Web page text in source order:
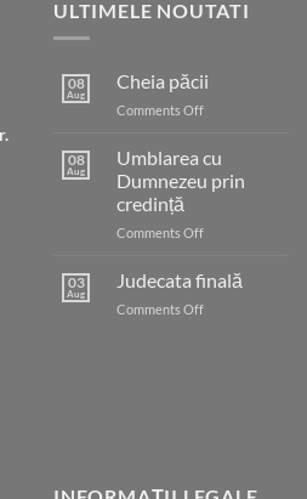
ULTIMELE NOUTATI
08
Aug
Cheia păcii
Comments Offon
08
Aug
Umblarea cu
Dumnezeu prin
credință
Comments Offon
cu
Dumnezeu
prin
03
Aug
Judecata finală
Comments Offon